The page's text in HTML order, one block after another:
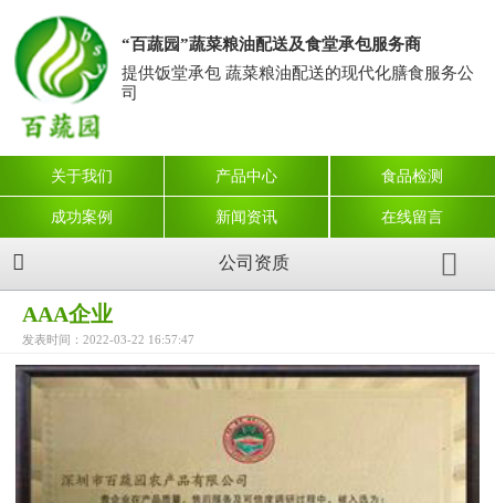
“百蔬园”蔬菜粮油配送及食堂承包服务商
提供饭堂承包 蔬菜粮油配送的现代化膳食服务公
司
关于我们 产品中心 食品检测
成功案例 新闻资讯 在线留言
公司资质
AAA企业
发表时间：2022-03-22 16:57:47